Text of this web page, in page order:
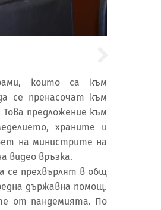
които са към
се пренасочат към
Това предложение към
храните и
на министрите на
видео връзка.
се прехвърлят в общ
държавна помощ.
от пандемията. По